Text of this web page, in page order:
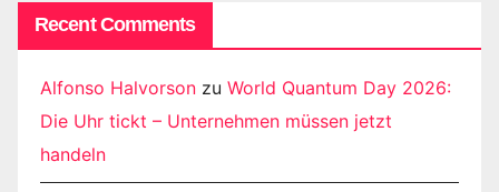
Recent Comments
Alfonso Halvorson zu World Quantum Day 2026:
Die Uhr tickt – Unternehmen müssen jetzt
handeln